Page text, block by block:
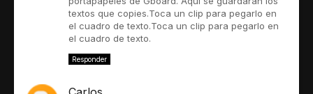
textos que copies.Toca un clip para pegarlo en
el cuadro de texto.Toca un clip para pegarlo en
el cuadro de texto.
Responder